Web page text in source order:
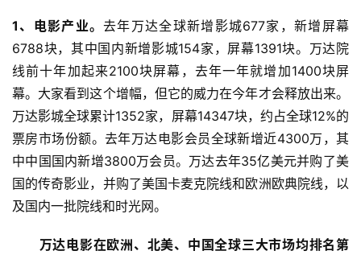
1、电影产业。去年万达全球新增影城677家，新增屏幕
6788块，其中国内新增影城154家，屏幕1391块。万达院
线前十年加起来2100块屏幕，去年一年就增加1400块屏
幕。大家看到这个增幅，但它的威力在今年才会释放出来。
万达影城全球累计1352家，屏幕14347块，约占全球12%的
票房市场份额。去年万达电影会员全球新增近4300万，其
中中国国内新增3800万会员。万达去年35亿美元并购了美
国的传奇影业，并购了美国卡麦克院线和欧洲欧典院线，以
及国内一批院线和时光网。
万达电影在欧洲、北美、中国全球三大市场均排名第